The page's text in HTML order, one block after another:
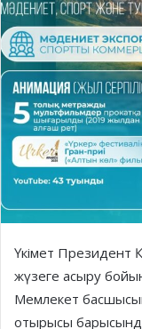
Үкімет Президент
жүзеге асыру
Мемлекет
отырысы